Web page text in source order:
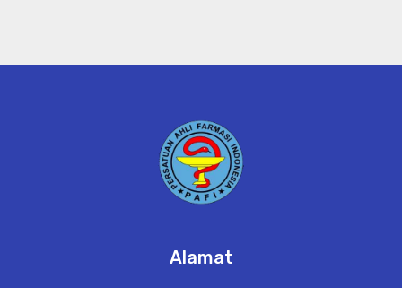
Alamat